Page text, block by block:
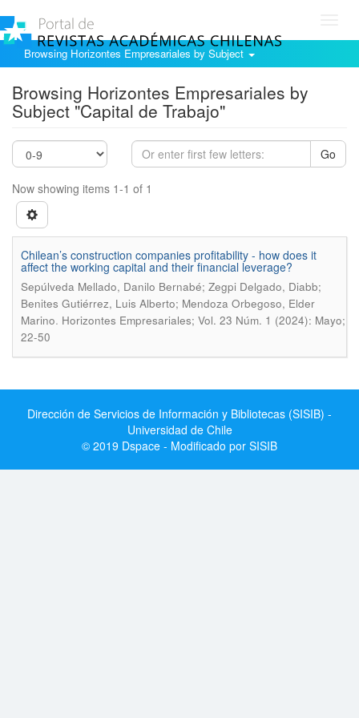
Browsing Horizontes Empresariales by Subject
Browsing Horizontes Empresariales by
Subject "Capital de Trabajo"
Go
Now showing items 1-1 of 1
Chilean’s construction companies profitability - how does it
affect the working capital and their financial leverage?
Sepúlveda Mellado, Danilo Bernabé; Zegpi Delgado, Diabb;
Benites Gutiérrez, Luis Alberto; Mendoza Orbegoso, Elder
Marino. Horizontes Empresariales; Vol. 23 Núm. 1 (2024): Mayo;
22-50
Dirección de Servicios de Información y Bibliotecas (SISIB) -
Universidad de Chile
© 2019 Dspace - Modificado por SISIB